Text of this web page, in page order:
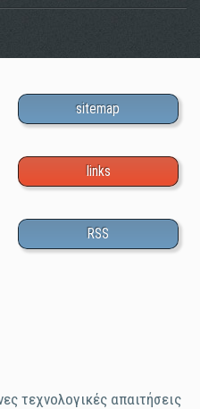
sitemap
links
RSS
τεχνολογικές απαιτήσεις